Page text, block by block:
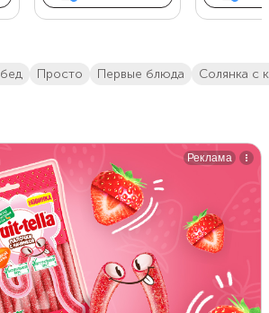
обед просто первые блюда солянка с